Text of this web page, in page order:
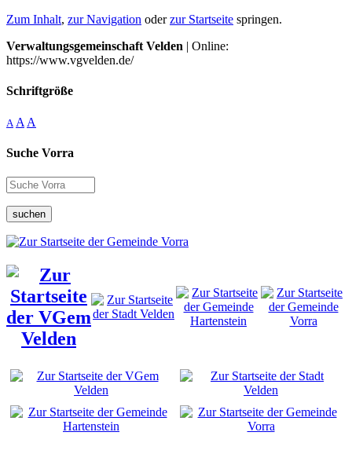
Zum Inhalt, zur Navigation oderzur Startseite springen.
Verwaltungsgemeinschaft Velden | Online:
https://www.vgvelden.de/
Schriftgröße
A A A
Suche Vorra
suchen